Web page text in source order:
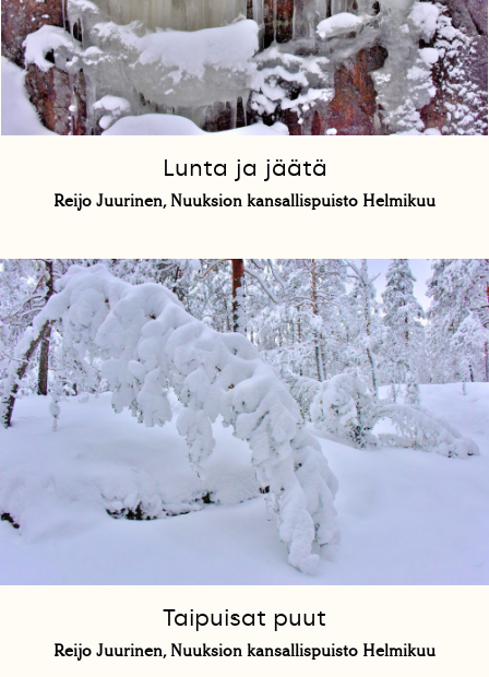
Lunta ja jäätä
Reijo Juurinen, Nuuksion kansallispuisto Helmikuu
Taipuisat puut
Reijo Juurinen, Nuuksion kansallispuisto Helmikuu